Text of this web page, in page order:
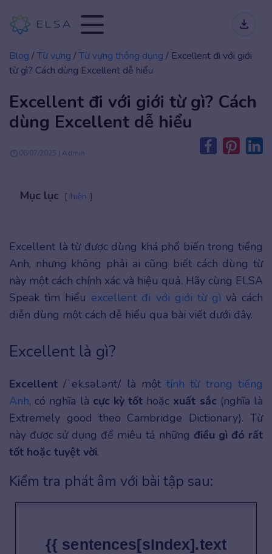
Blog /Từ vựng /Từ vựng thông dụng / Excellent đi với giới
từ gì? Cách dùng Excellent dễ hiểu
Excellent đi với giới từ gì? Cách
dùng Excellent dễ hiểu
06/07/2025 | Admin
Mục lục hiện
Excellent là từ được dùng khá phổ biến trong tiếng
Anh, nhưng không phải ai cũng biết cách dùng từ
này một cách chính xác và hiệu quả. Hãy cùng ELSA
Speak tìm hiểu excellent đi với giới từ gì và cách
diễn dùng một cách dễ hiểu qua bài viết dưới đây.
Excellent là gì?
Excellent /ˈek.səl.ənt/ là mộttính từ trong tiếng
Anh, có nghĩa là cực kỳ tốt hoặc xuất sắc (nghĩa là
Extremely good theo Cambridge Dictionary). Từ
này được sử dụng để miêu tả những điều gì đó rất
tốt hoặc tuyệt vời.
Kiểm tra phát âm với bài tập sau:
{{ sentences[sIndex].text